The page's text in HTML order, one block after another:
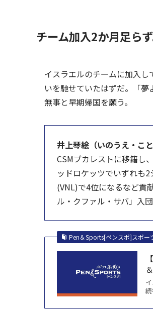
チーム加入2か月足ら
イスラエルのチームに加入
いを馳せていたはずだ。「
無事と早期帰国を願う。
井上琴絵（いのうえ・こと
CSMブカレストに移籍し
ッドロケッツでいずれも
(VNL)で4位になるなど貢
ル・クファル・サバ」入
Pen＆Sports[ペンスポ]スポー